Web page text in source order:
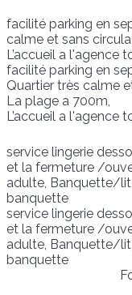
facilité parking en
calme et sans
L’accueil a l'agence
facilité parking en
Quartier très calme
La plage a 700m,
L’accueil a l'agence
service lingerie
et la fermeture /
adulte, Banquette/
banquette
service lingerie
et la fermeture /
adulte, Banquette/
banquette